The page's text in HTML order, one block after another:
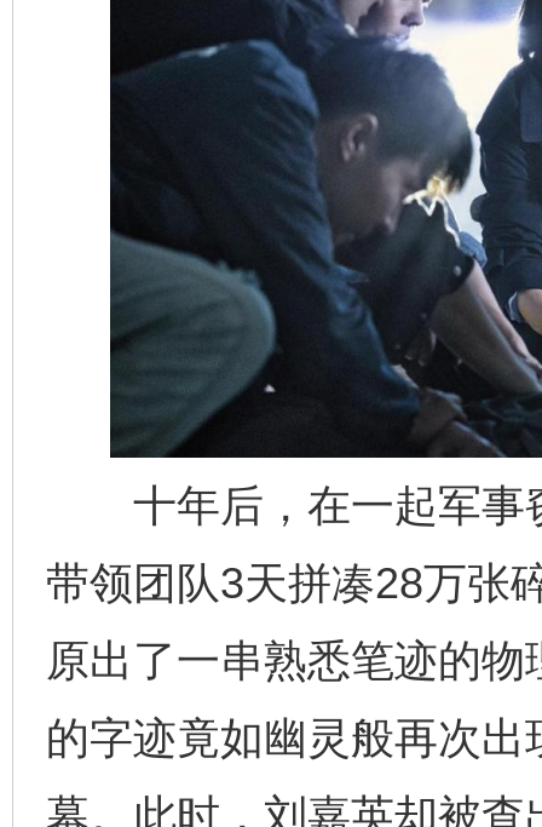
十年后，在一起军事
带领团队3天拼凑28万张
原出了一串熟悉笔迹的
的字迹竟如幽灵般再次
幕。此时，刘嘉英却被